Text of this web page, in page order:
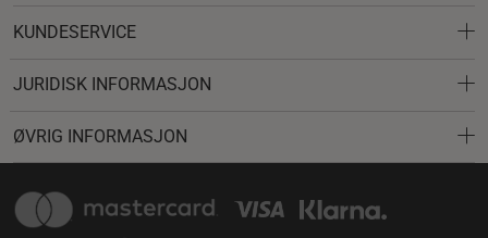
KUNDESERVICE
JURIDISK INFORMASJON
ØVRIG INFORMASJON